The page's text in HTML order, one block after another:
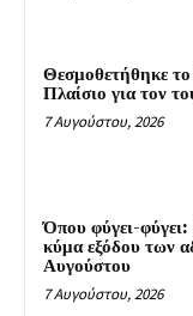
Θεσμοθετήθηκε
Πλαίσιο για τον
7 Αυγούστου, 2026
Όπου φύγει-φύγει:
κύμα εξόδου των
Αυγούστου
7 Αυγούστου, 2026